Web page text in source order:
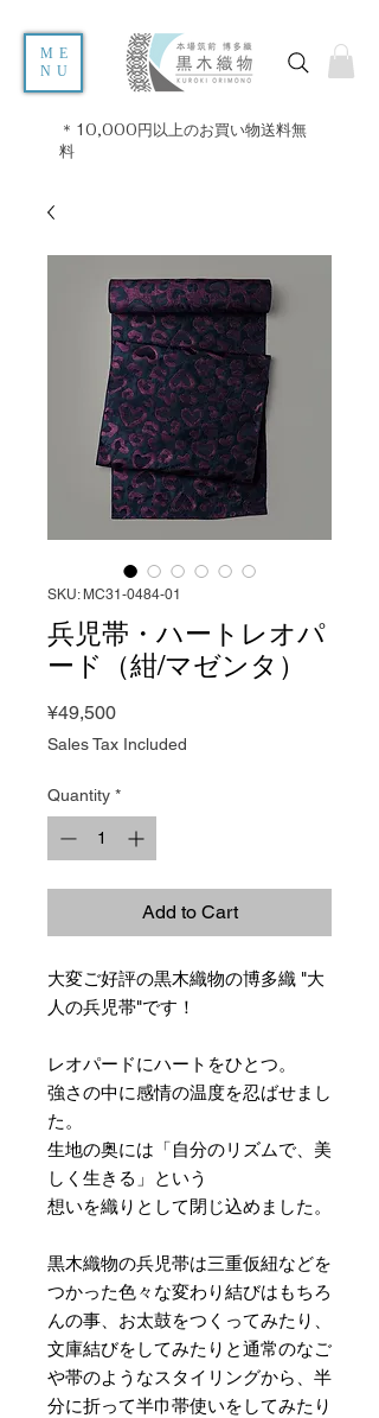
ME
NU
＊10,000円以上のお買い物送料無
料
SKU: MC31-0484-01
兵児帯・ハートレオパ
ード（紺/マゼンタ）
¥49,500Price
Sales Tax Included
Quantity *
Add to Cart
大変ご好評の黒木織物の博多織 "大
人の兵児帯"です！
レオパードにハートをひとつ。
強さの中に感情の温度を忍ばせまし
た。
生地の奥には「自分のリズムで、美
しく生きる」という
想いを織りとして閉じ込めました。
黒木織物の兵児帯は三重仮紐などを
つかった色々な変わり結びはもちろ
んの事、お太鼓をつくってみたり、
文庫結びをしてみたりと通常のなご
や帯のようなスタイリングから、半
分に折って半巾帯使いをしてみたり